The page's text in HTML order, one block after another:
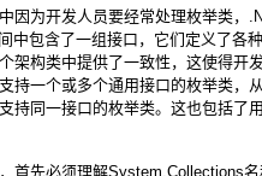
因为开发人员要经常处理枚举类，
中包含了一组接口，它们定义了各
架构类中提供了一致性，这使得开
持一个或多个通用接口的枚举类，
持同一接口的枚举类。这也包括了
首先必须理解System.Collections